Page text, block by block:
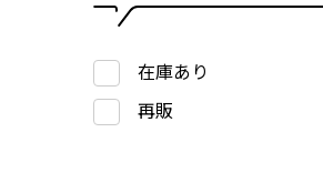
在庫あり
再販